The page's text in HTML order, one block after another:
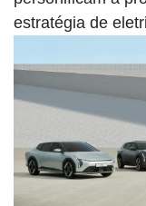
estratégia de